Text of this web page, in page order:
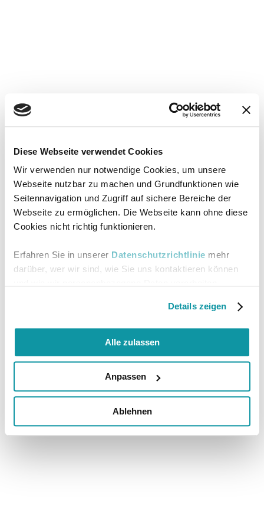
Diese Webseite verwendet Cookies
Wir verwenden nur notwendige Cookies, um unsere
Webseite nutzbar zu machen und Grundfunktionen wie
Seitennavigation und Zugriff auf sichere Bereiche der
Webseite zu ermöglichen. Die Webseite kann ohne diese
Cookies nicht richtig funktionieren.
Erfahren Sie in unserer Datenschutzrichtlinie mehr
darüber, wer wir sind, wie Sie uns kontaktieren können
Details zeigen
Alle zulassen
Anpassen
Ablehnen